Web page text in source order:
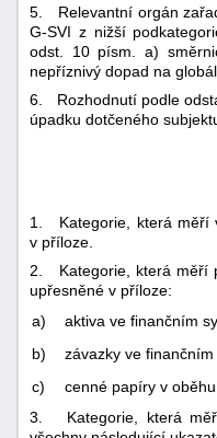
5. Relevantní orgán
G-SVI z nižší
odst. 10 písm. a)
nepříznivý dopad na
6. Rozhodnutí podle
úpadku dotčeného
1. Kategorie, která měří
v příloze.
2. Kategorie, která měří
upřesněné v příloze:
a)
aktiva ve finančním
b)
závazky ve finančním
c)
cenné papíry v oběhu.
3. Kategorie, která měří